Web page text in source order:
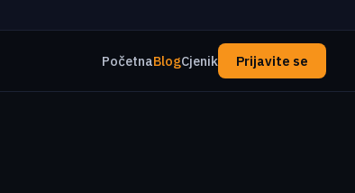
PočetnaBlogCjenik Prijavite se